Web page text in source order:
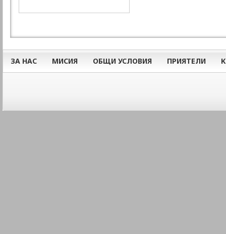
ЗА НАС МИСИЯ ОБЩИ УСЛОВИЯ ПРИЯТЕЛИ